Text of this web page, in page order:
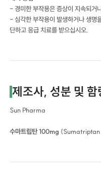
- 경미한 부작용은 증상이 지속되거
- 심각한 부작용이 발생하거나 생명
단하고 응급 치료를 받으십시오.
제조사, 성분 및 함
Sun Pharma
수마트립탄 100mg (Sumatriptan